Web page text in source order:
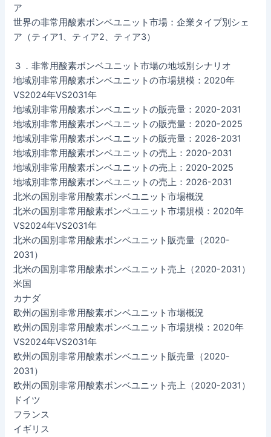
ア
世界の非常用酸素ボンベユニット市場：企業タイプ別シェ
ア（ティア1、ティア2、ティア3）
３．非常用酸素ボンベユニット市場の地域別シナリオ
地域別非常用酸素ボンベユニットの市場規模：2020年
VS2024年VS2031年
地域別非常用酸素ボンベユニットの販売量：2020-2031
地域別非常用酸素ボンベユニットの販売量：2020-2025
地域別非常用酸素ボンベユニットの販売量：2026-2031
地域別非常用酸素ボンベユニットの売上：2020-2031
地域別非常用酸素ボンベユニットの売上：2020-2025
地域別非常用酸素ボンベユニットの売上：2026-2031
北米の国別非常用酸素ボンベユニット市場概況
北米の国別非常用酸素ボンベユニット市場規模：2020年
VS2024年VS2031年
北米の国別非常用酸素ボンベユニット販売量（2020-
2031）
北米の国別非常用酸素ボンベユニット売上（2020-2031）
米国
カナダ
欧州の国別非常用酸素ボンベユニット市場概況
欧州の国別非常用酸素ボンベユニット市場規模：2020年
VS2024年VS2031年
欧州の国別非常用酸素ボンベユニット販売量（2020-
2031）
欧州の国別非常用酸素ボンベユニット売上（2020-2031）
ドイツ
フランス
イギリス